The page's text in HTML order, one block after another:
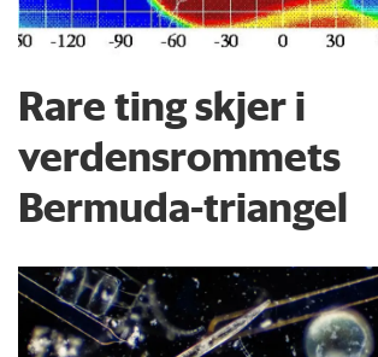
Rare ting skjer i
verdensrommets
Bermuda-triangel